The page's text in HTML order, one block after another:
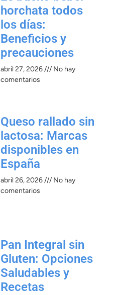
horchata todos
los días:
Beneficios y
precauciones​
abril 27, 2026
No hay
comentarios
Queso rallado sin
lactosa: Marcas
disponibles en
España
abril 26, 2026
No hay
comentarios
Pan Integral sin
Gluten: Opciones
Saludables y
Recetas